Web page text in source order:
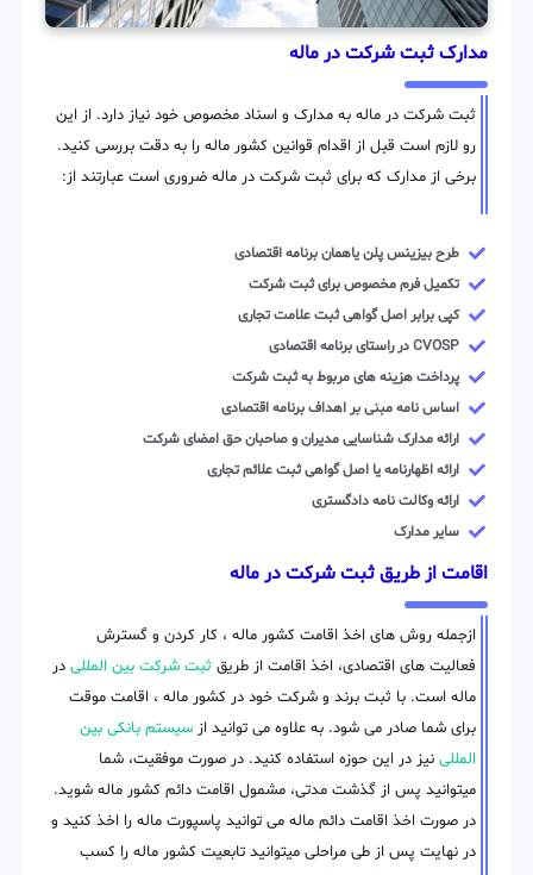
مدارک ثبت شرکت در ماله
ثبت شرکت در ماله به مدارک و اسناد مخصوص خود نیاز دارد. از این
رو لازم است قبل از اقدام قوانین کشور ماله را به دقت بررسی کنید.
برخی از مدارک که برای ثبت شرکت در ماله ضروری است عبارتند از:
طرح بیزینس پلن یاهمان برنامه اقتصادی
تکمیل فرم مخصوص برای ثبت شرکت
کپی برابر اصل گواهی ثبت علامت تجاری
CVOSP در راستای برنامه اقتصادی
پرداخت هزینه های مربوط به ثبت شرکت
اساس نامه مبنی بر اهداف برنامه اقتصادی
ارائه مدارک شناسایی مدیران و صاحبان حق امضای شرکت
ارائه اظهارنامه یا اصل گواهی ثبت علائم تجاری
ارائه وکالت نامه دادگستری
سایر مدارک
اقامت از طریق ثبت شرکت در ماله
ازجمله روش های اخذ اقامت کشور ماله ، کار کردن و گسترش
فعالیت های اقتصادی، اخذ اقامت از طریق ثبت شرکت بین المللی در
ماله است. با ثبت برند و شرکت خود در کشور ماله ، اقامت موقت
برای شما صادر می شود. به علاوه می توانید از سیستم بانکی بین
المللی نیز در این حوزه استفاده کنید. در صورت موفقیت، شما
میتوانید پس از گذشت مدتی، مشمول اقامت دائم کشور ماله شوید.
در صورت اخذ اقامت دائم ماله می توانید پاسپورت ماله را اخذ کنید و
در نهایت پس از طی مراحلی میتوانید تابعیت کشور ماله را کسب